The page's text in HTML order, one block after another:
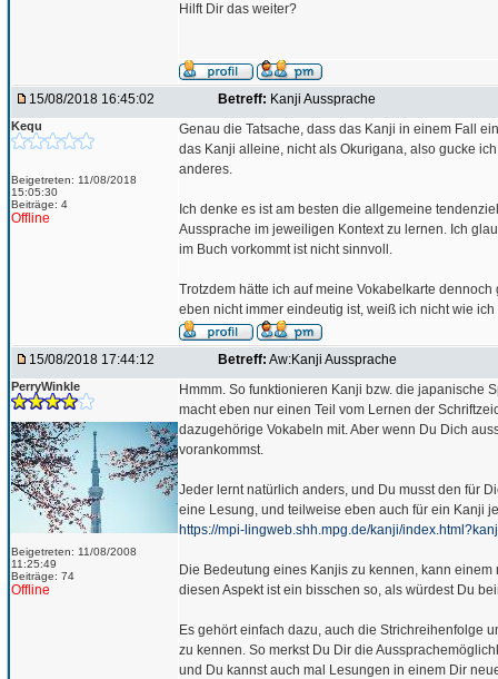
Hilft Dir das weiter?
15/08/2018 16:45:02 Betreff: Kanji Aussprache
Kequ
Beigetreten: 11/08/2018
15:05:30
Beiträge: 4
Offline
Genau die Tatsache, dass das Kanji in einem Fall
das Kanji alleine, nicht als Okurigana, also gucke
anderes.
Ich denke es ist am besten die allgemeine
Aussprache im jeweiligen Kontext zu lernen. Ich
im Buch vorkommt ist nicht sinnvoll.
Trotzdem hätte ich auf meine Vokabelkarte
eben nicht immer eindeutig ist, weiß ich nicht wie
15/08/2018 17:44:12 Betreff: Aw:Kanji Aussprache
PerryWinkle
Beigetreten: 11/08/2008
11:25:49
Beiträge: 74
Offline
Hmmm. So funktionieren Kanji bzw. die japanische
macht eben nur einen Teil vom Lernen der
dazugehörige Vokabeln mit. Aber wenn Du Dich
vorankommst.
Jeder lernt natürlich anders, und Du musst den für
eine Lesung, und teilweise eben auch für ein Kanji
https://mpi-lingweb.shh.mpg.de/kanji/
Die Bedeutung eines Kanjis zu kennen, kann
diesen Aspekt ist ein bisschen so, als würdest Du
Es gehört einfach dazu, auch die Strichreihenfolge
zu kennen. So merkst Du Dir die
und Du kannst auch mal Lesungen in einem Dir